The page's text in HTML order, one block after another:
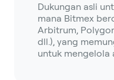
Dukungan asli
mana Bitmex
Arbitrum,
dll.), yang
untuk mengelola